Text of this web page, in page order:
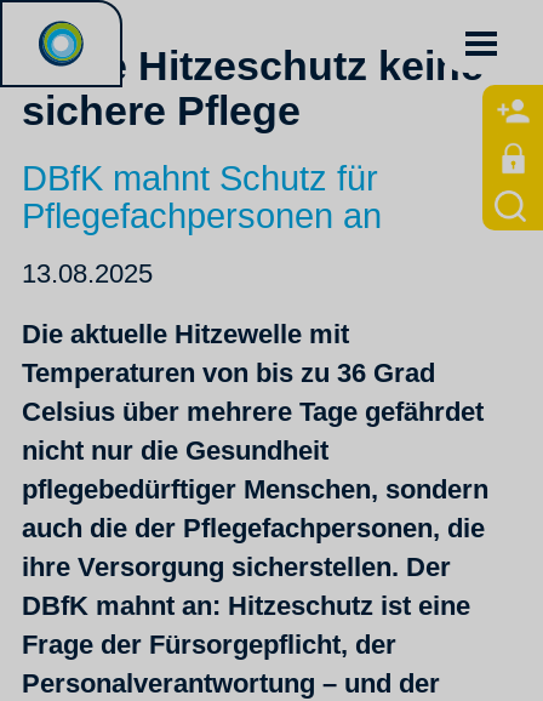
Ohne Hitzeschutz keine
sichere Pflege
DBfK mahnt Schutz für
Pflegefachpersonen an
13.08.2025
Die aktuelle Hitzewelle mit
Temperaturen von bis zu 36 Grad
Celsius über mehrere Tage gefährdet
nicht nur die Gesundheit
pflegebedürftiger Menschen, sondern
auch die der Pflegefachpersonen, die
ihre Versorgung sicherstellen. Der
DBfK mahnt an: Hitzeschutz ist eine
Frage der Fürsorgepflicht, der
Personalverantwortung – und der